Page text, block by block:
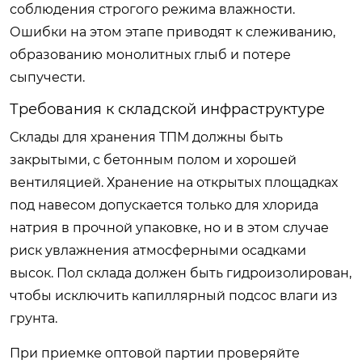
соблюдения строгого режима влажности.
Ошибки на этом этапе приводят к слеживанию,
образованию монолитных глыб и потере
сыпучести.
Требования к складской инфраструктуре
Склады для хранения ТПМ должны быть
закрытыми, с бетонным полом и хорошей
вентиляцией. Хранение на открытых площадках
под навесом допускается только для хлорида
натрия в прочной упаковке, но и в этом случае
риск увлажнения атмосферными осадками
высок. Пол склада должен быть гидроизолирован,
чтобы исключить капиллярный подсос влаги из
грунта.
При приемке оптовой партии проверяйте